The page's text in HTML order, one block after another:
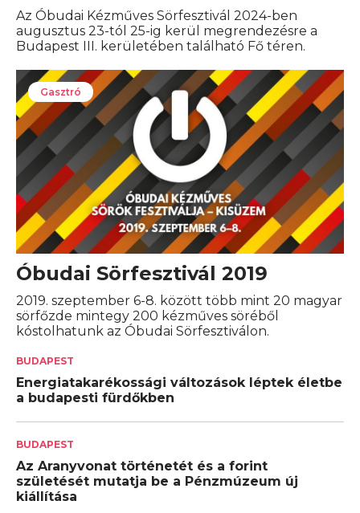
Az Óbudai Kézműves Sörfesztivál 2024-ben
augusztus 23-tól 25-ig kerül megrendezésre a
Budapest III. kerületében található Fő téren.
Gasztró
Óbudai Sörfesztivál 2019
2019. szeptember 6-8. között több mint 20 magyar
sörfőzde mintegy 200 kézműves söréből
kóstolhatunk az Óbudai Sörfesztiválon.
BUDAPEST
Energiatakarékossági változások léptek életbe
a budapesti fürdőkben
BUDAPEST
Az Aranyvonat történetét és a forint
születését mutatja be a Pénzmúzeum új
kiállítása